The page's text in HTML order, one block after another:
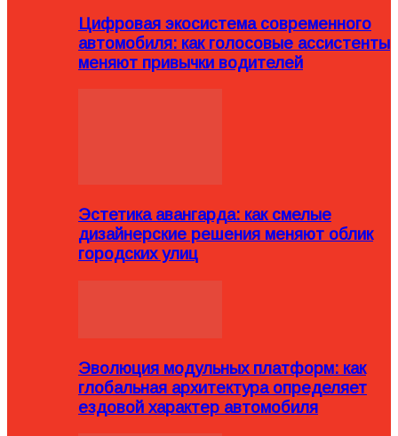
Цифровая экосистема современного
автомобиля: как голосовые ассистенты
меняют привычки водителей
Эстетика авангарда: как смелые
дизайнерские решения меняют облик
городских улиц
Эволюция модульных платформ: как
глобальная архитектура определяет
ездовой характер автомобиля